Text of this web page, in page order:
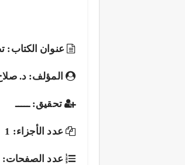
عنوان الكتاب:
المؤلف: د.
تحقيق: ـــــ
عدد الأجزاء: 1
عدد الصفحات: 255 صفحة